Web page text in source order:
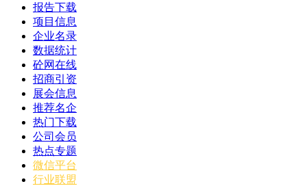
报告下载
项目信息
企业名录
数据统计
砼网在线
招商引资
展会信息
推荐名企
热门下载
公司会员
热点专题
微信平台
行业联盟